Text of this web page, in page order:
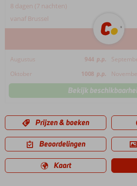
8 dagen (7 nachten)
vanaf Brussel
Augustus 944 p.p.
Oktober
1008 p.p.
Bekijk
Prijzen & boeken
Beoordelingen
Kaart